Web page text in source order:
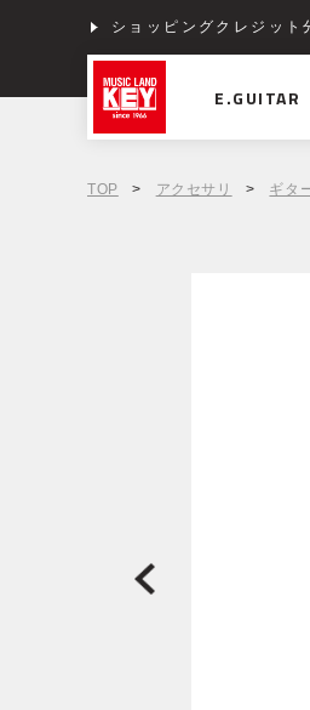
ショッピングクレジット
E.GUITAR
TOP > アクセサリ > ギタ